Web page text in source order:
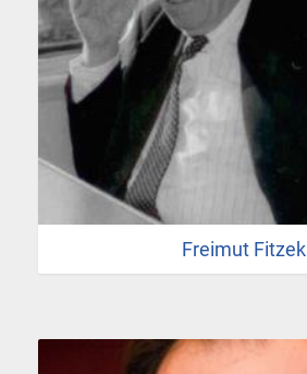
Freimut Fitzek